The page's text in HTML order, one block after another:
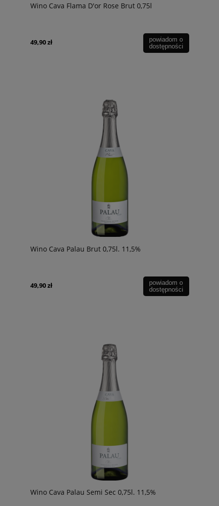
Wino Cava Flama D'or Rose Brut 0,75l
49,90 zł
powiadom o
dostępności
Wino Cava Palau Brut 0,75l. 11,5%
49,90 zł
powiadom o
dostępności
Wino Cava Palau Semi Sec 0,75l. 11,5%